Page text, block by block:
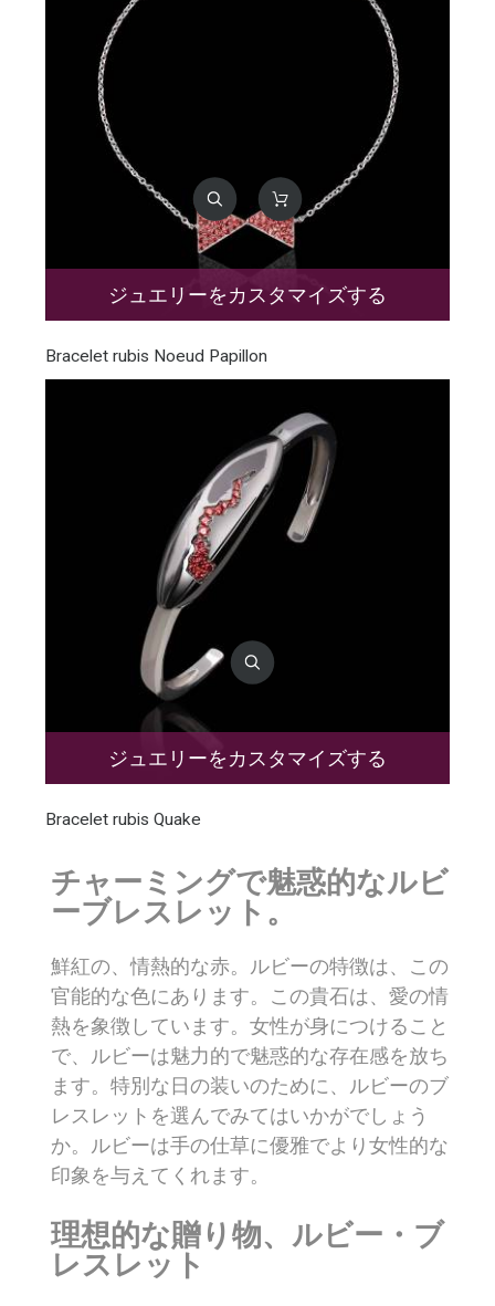
ジュエリーをカスタマイズする
Bracelet rubis Noeud Papillon
ジュエリーをカスタマイズする
Bracelet rubis Quake
チャーミングで魅惑的なルビ
ーブレスレット。
鮮紅の、情熱的な赤。ルビーの特徴は、この
官能的な色にあります。この貴石は、愛の情
熱を象徴しています。女性が身につけること
で、ルビーは魅力的で魅惑的な存在感を放ち
ます。特別な日の装いのために、ルビーのブ
レスレットを選んでみてはいかがでしょう
か。ルビーは手の仕草に優雅でより女性的な
印象を与えてくれます。
理想的な贈り物、ルビー・ブ
レスレット